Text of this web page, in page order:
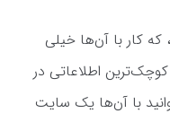
کار با آن‌ها خیلی
اطلاعاتی در
با آن‌ها یک سایت